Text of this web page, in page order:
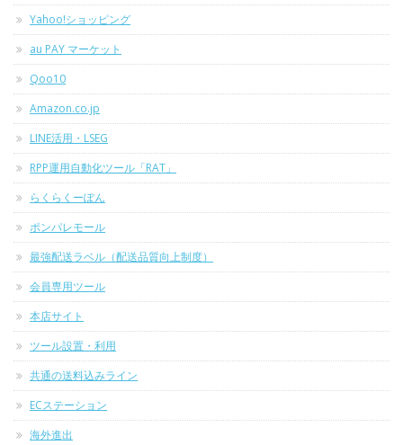
Yahoo!ショッピング
au PAY マーケット
Qoo10
Amazon.co.jp
LINE活用・LSEG
RPP運用自動化ツール「RAT」
らくらくーぽん
ポンパレモール
最強配送ラベル（配送品質向上制度）
会員専用ツール
本店サイト
ツール設置・利用
共通の送料込みライン
ECステーション
海外進出